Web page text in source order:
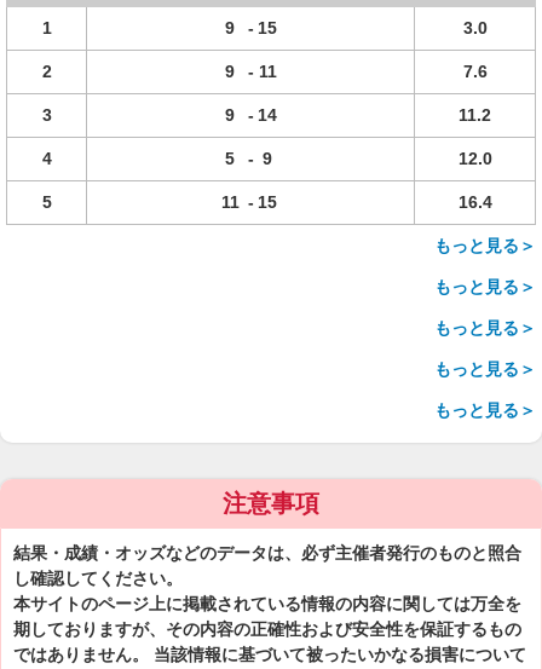
1 9 - 15 3.0
2 9 - 11 7.6
3 9 - 14 11.2
4 5 - 9 12.0
5 11 - 15 16.4
もっと見る＞
もっと見る＞
もっと見る＞
もっと見る＞
もっと見る＞
注意事項
結果・成績・オッズなどのデータは、必ず主催者発行のものと照合
し確認してください。
本サイトのページ上に掲載されている情報の内容に関しては万全を
期しておりますが、その内容の正確性および安全性を保証するもの
ではありません。 当該情報に基づいて被ったいかなる損害について